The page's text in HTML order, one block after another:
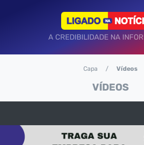
A CREDIBILIDADE NA
VÍDEOS
Capa Vídeos